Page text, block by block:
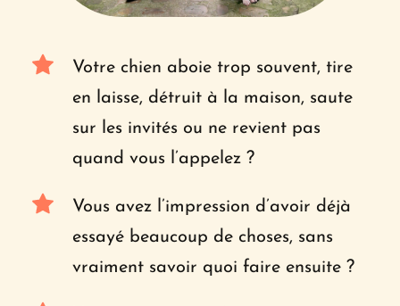
Votre chien aboie trop souvent, tire
en laisse, détruit à la maison, saute
sur les invités ou ne revient pas
quand vous l’appelez ?
Vous avez l’impression d’avoir déjà
essayé beaucoup de choses, sans
vraiment savoir quoi faire ensuite ?